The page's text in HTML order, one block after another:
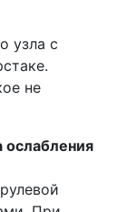
узла с
не
ослабления